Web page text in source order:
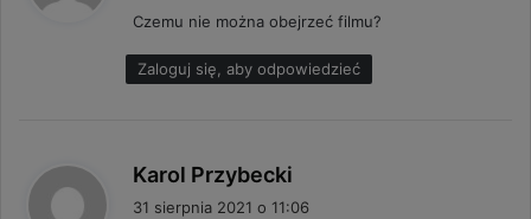
z
e
:
Czemu nie można obejrzeć filmu?
Zaloguj się, aby odpowiedzieć
Karol Przybecki
i
31 sierpnia 2021 o 11:06